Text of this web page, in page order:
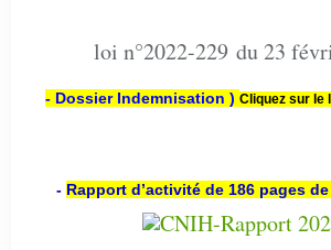
loi n°2022-229 du 23
- Dossier Indemnisation ) Cliquez sur le
- Rapport d’activité de 186 pages de